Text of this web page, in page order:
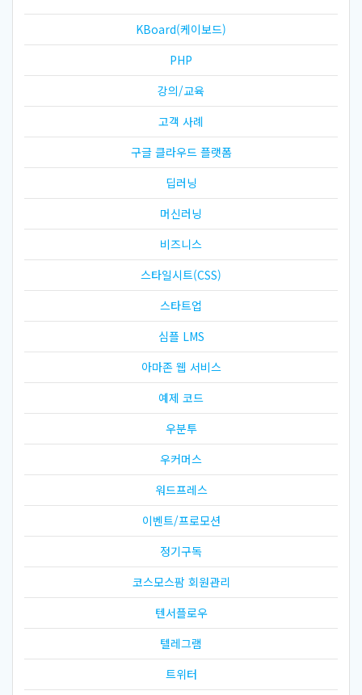
KBoard(케이보드)
PHP
강의/교육
고객 사례
구글 클라우드 플랫폼
딥러닝
머신러닝
비즈니스
스타일시트(CSS)
스타트업
심플 LMS
아마존 웹 서비스
예제 코드
우분투
우커머스
워드프레스
이벤트/프로모션
정기구독
코스모스팜 회원관리
텐서플로우
텔레그램
트위터